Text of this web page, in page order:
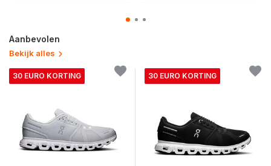
Aanbevolen
Bekijk alles
30 EURO KORTING 30 EURO KORTING